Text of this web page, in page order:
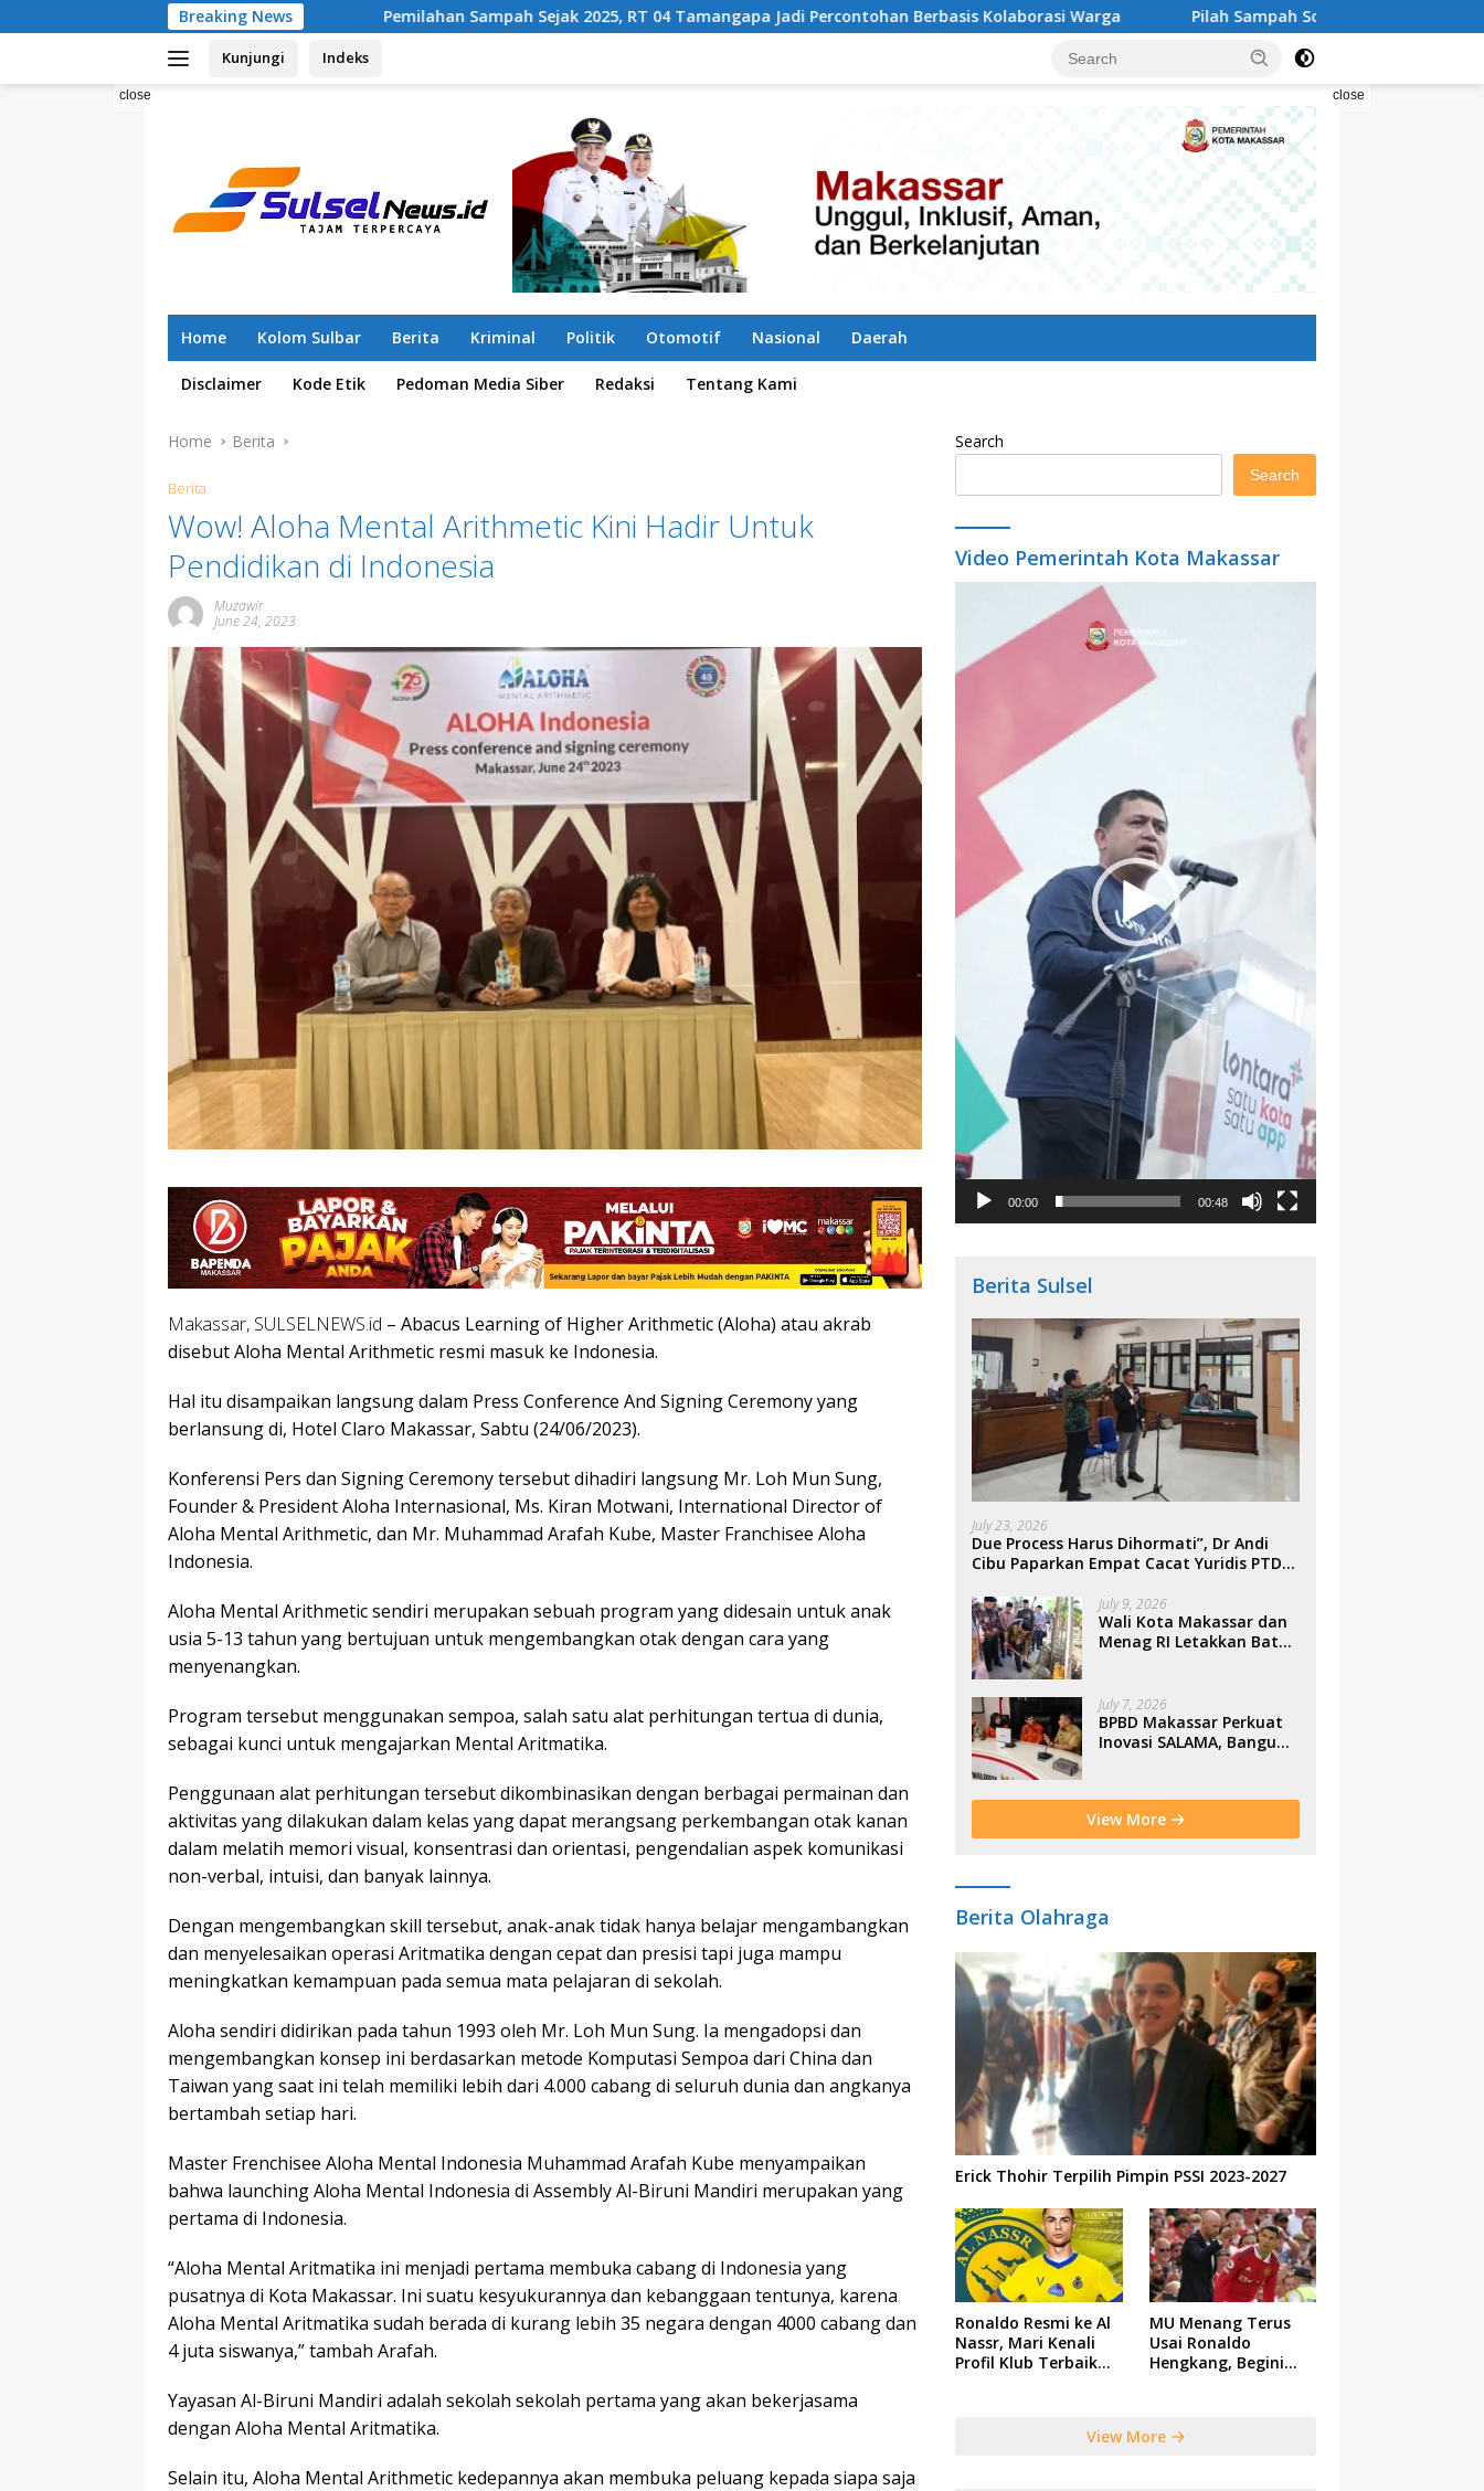
to
Breaking News
Pemilahan Sampah Sejak 2025, RT 04 Tamangapa Jadi Percontohan Berbasis Kolaborasi Warga Pilah Sampah Solusi Menyelamatkan Kota Makassar
Kunjungi Indeks
close close
Home Kolom Sulbar Berita Kriminal Politik Otomotif Nasional Daerah
Disclaimer Kode Etik Pedoman Media Siber Redaksi Tentang Kami
Home Berita
Berita
Wow! Aloha Mental Arithmetic Kini Hadir Untuk
Pendidikan di Indonesia
Muzawir
June 24, 2023
Makassar, SULSELNEWS.id – Abacus Learning of Higher Arithmetic (Aloha) atau akrab
disebut Aloha Mental Arithmetic resmi masuk ke Indonesia.
Hal itu disampaikan langsung dalam Press Conference And Signing Ceremony yang
berlansung di, Hotel Claro Makassar, Sabtu (24/06/2023).
Konferensi Pers dan Signing Ceremony tersebut dihadiri langsung Mr. Loh Mun Sung,
Founder & President Aloha Internasional, Ms. Kiran Motwani, International Director of
Aloha Mental Arithmetic, dan Mr. Muhammad Arafah Kube, Master Franchisee Aloha
Indonesia.
Aloha Mental Arithmetic sendiri merupakan sebuah program yang didesain untuk anak
usia 5-13 tahun yang bertujuan untuk mengembangkan otak dengan cara yang
menyenangkan.
Program tersebut menggunakan sempoa, salah satu alat perhitungan tertua di dunia,
sebagai kunci untuk mengajarkan Mental Aritmatika.
Penggunaan alat perhitungan tersebut dikombinasikan dengan berbagai permainan dan
aktivitas yang dilakukan dalam kelas yang dapat merangsang perkembangan otak kanan
dalam melatih memori visual, konsentrasi dan orientasi, pengendalian aspek komunikasi
non-verbal, intuisi, dan banyak lainnya.
Dengan mengembangkan skill tersebut, anak-anak tidak hanya belajar mengambangkan
dan menyelesaikan operasi Aritmatika dengan cepat dan presisi tapi juga mampu
meningkatkan kemampuan pada semua mata pelajaran di sekolah.
Aloha sendiri didirikan pada tahun 1993 oleh Mr. Loh Mun Sung. Ia mengadopsi dan
mengembangkan konsep ini berdasarkan metode Komputasi Sempoa dari China dan
Taiwan yang saat ini telah memiliki lebih dari 4.000 cabang di seluruh dunia dan angkanya
bertambah setiap hari.
Master Frenchisee Aloha Mental Indonesia Muhammad Arafah Kube menyampaikan
bahwa launching Aloha Mental Indonesia di Assembly Al-Biruni Mandiri merupakan yang
pertama di Indonesia.
“Aloha Mental Aritmatika ini menjadi pertama membuka cabang di Indonesia yang
pusatnya di Kota Makassar. Ini suatu kesyukurannya dan kebanggaan tentunya, karena
Aloha Mental Aritmatika sudah berada di kurang lebih 35 negara dengan 4000 cabang dan
4 juta siswanya,” tambah Arafah.
Yayasan Al-Biruni Mandiri adalah sekolah sekolah pertama yang akan bekerjasama
dengan Aloha Mental Aritmatika.
Selain itu, Aloha Mental Arithmetic kedepannya akan membuka peluang kepada siapa saja
Search
Search
Video Pemerintah Kota Makassar
00:00 00:48
Berita Sulsel
July 23, 2026
Due Process Harus Dihormati”, Dr Andi
Cibu Paparkan Empat Cacat Yuridis PTDH
July 9, 2026
Wali Kota Makassar dan
Menag RI Letakkan Batu
BTP
July 7, 2026
BPBD Makassar Perkuat
Inovasi SALAMA, Bangun
View More
Berita Olahraga
Erick Thohir Terpilih Pimpin PSSI 2023-2027
Ronaldo Resmi ke Al
Nassr, Mari Kenali
Profil Klub Terbaik
MU Menang Terus
Usai Ronaldo
Hengkang, Begini
View More